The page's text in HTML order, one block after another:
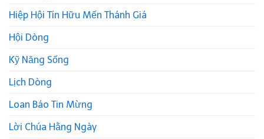
Hiệp Hội Tín Hữu Mến Thánh Giá
Hội Dòng
Kỹ Năng Sống
Lịch Dòng
Loan Báo Tin Mừng
Lời Chúa Hằng Ngày